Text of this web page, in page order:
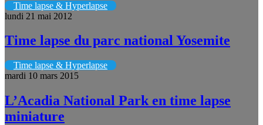
Time lapse & Hyperlapse
lundi 21 mai 2012
Time lapse du parc national Yosemite
Time lapse & Hyperlapse
mardi 10 mars 2015
L’Acadia National Park en time lapse
miniature